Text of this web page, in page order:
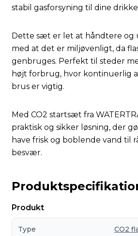
stabil gasforsyning til dine
Dette sæt er let at håndtere og
med at det er miljøvenligt, da
genbruges. Perfekt til steder
højt forbrug, hvor kontinuerlig
brus er vigtig.
Med CO2 startsæt fra
praktisk og sikker løsning, der
have frisk og boblende vand til
besvær.
Produkt
Type CO2